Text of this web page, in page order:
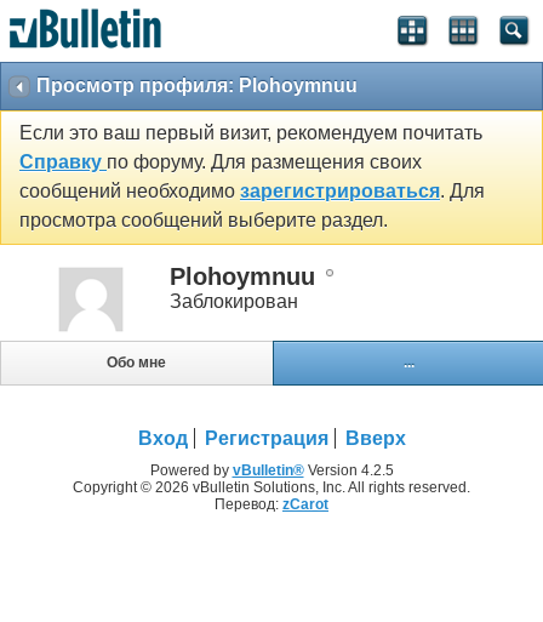
Просмотр профиля: Plohoymnuu
Если это ваш первый визит, рекомендуем почитать
Справку по форуму. Для размещения своих
сообщений необходимо зарегистрироваться. Для
просмотра сообщений выберите раздел.
Plohoymnuu
Заблокирован
Обо мне ...
Вход Регистрация Вверх
Powered by vBulletin®Version 4.2.5
Copyright © 2026 vBulletin Solutions, Inc. All rights reserved.
Перевод: zCarot